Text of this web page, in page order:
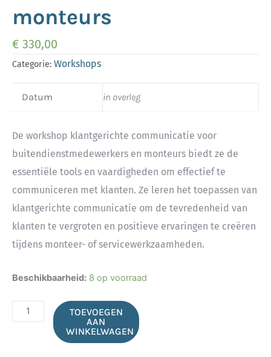
monteurs
€ 330,00
Categorie: Workshops
Datum in overleg
De workshop klantgerichte communicatie voor
buitendienstmedewerkers en monteurs biedt ze de
essentiële tools en vaardigheden om effectief te
communiceren met klanten. Ze leren het toepassen van
klantgerichte communicatie om de tevredenheid van
klanten te vergroten en positieve ervaringen te creëren
tijdens monteer- of servicewerkzaamheden.
Beschikbaarheid: 8 op voorraad
Klantgerichte
buitendienst
en
TOEVOEGEN
AAN
WINKELWAGEN